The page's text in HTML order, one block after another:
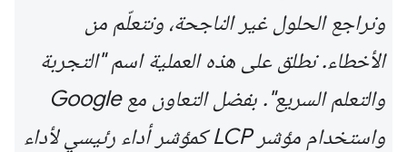
ونراجع الحلول غير الناجحة، ونتعلّم من
الأخطاء. نطلق على هذه العملية اسم "التجربة
والتعلم السريع". بفضل التعاون مع Google
واستخدام مؤشر LCP كمؤشر أداء رئيسي لأداء